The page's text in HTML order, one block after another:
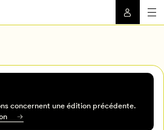
concernent une édition précédente.